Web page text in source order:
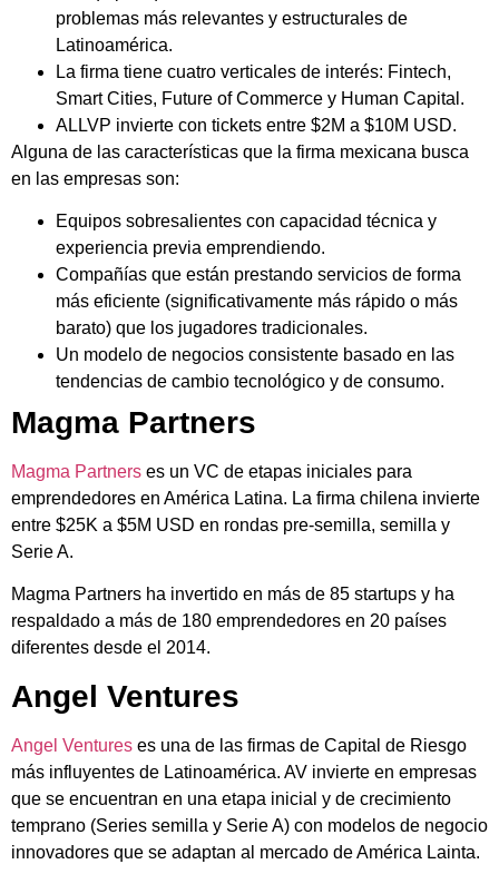
problemas más relevantes y estructurales de
Latinoamérica.
La firma tiene cuatro verticales de interés: Fintech,
Smart Cities, Future of Commerce y Human Capital.
ALLVP invierte con tickets entre $2M a $10M USD.
Alguna de las características que la firma mexicana busca
en las empresas son:
Equipos sobresalientes con capacidad técnica y
experiencia previa emprendiendo.
Compañías que están prestando servicios de forma
más eficiente (significativamente más rápido o más
barato) que los jugadores tradicionales.
Un modelo de negocios consistente basado en las
tendencias de cambio tecnológico y de consumo.
Magma Partners
Magma Partners es un VC de etapas iniciales para
emprendedores en América Latina. La firma chilena invierte
entre $25K a $5M USD en rondas pre-semilla, semilla y
Serie A.
Magma Partners ha invertido en más de 85 startups y ha
respaldado a más de 180 emprendedores en 20 países
diferentes desde el 2014.
Angel Ventures
Angel Ventures es una de las firmas de Capital de Riesgo
más influyentes de Latinoamérica. AV invierte en empresas
que se encuentran en una etapa inicial y de crecimiento
temprano (Series semilla y Serie A) con modelos de negocio
innovadores que se adaptan al mercado de América Lainta.